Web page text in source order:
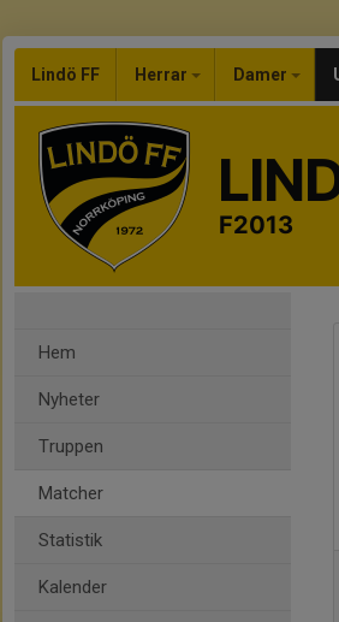
Lindö FF Herrar Damer
F2013
Hem
Nyheter
Truppen
Matcher
Statistik
Kalender